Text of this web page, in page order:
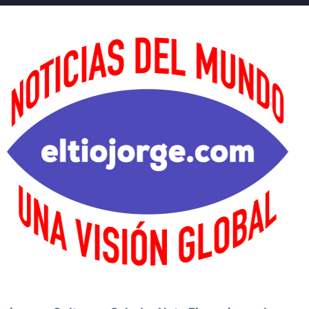
del Aburrimiento
Comics